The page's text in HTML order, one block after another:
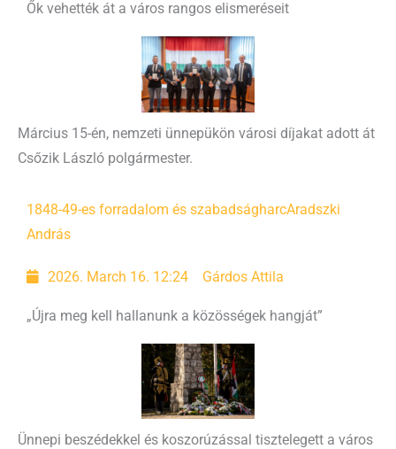
Ők vehették át a város rangos elismeréseit
Március 15-én, nemzeti ünnepükön városi díjakat adott át
Csőzik László polgármester.
1848-49-es forradalom és szabadságharcAradszki
András
2026. March 16. 12:24 Gárdos Attila
„Újra meg kell hallanunk a közösségek hangját”
Ünnepi beszédekkel és koszorúzással tisztelegett a város